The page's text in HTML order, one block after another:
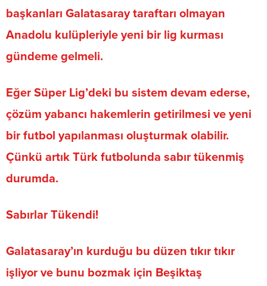
başkanları Galatasaray taraftarı olmayan
Anadolu kulüpleriyle yeni bir lig kurması
gündeme gelmeli.
Eğer Süper Lig’deki bu sistem devam ederse,
çözüm yabancı hakemlerin getirilmesi ve yeni
bir futbol yapılanması oluşturmak olabilir.
Çünkü artık Türk futbolunda sabır tükenmiş
durumda.
Sabırlar Tükendi!
Galatasaray’ın kurduğu bu düzen tıkır tıkır
işliyor ve bunu bozmak için Beşiktaş